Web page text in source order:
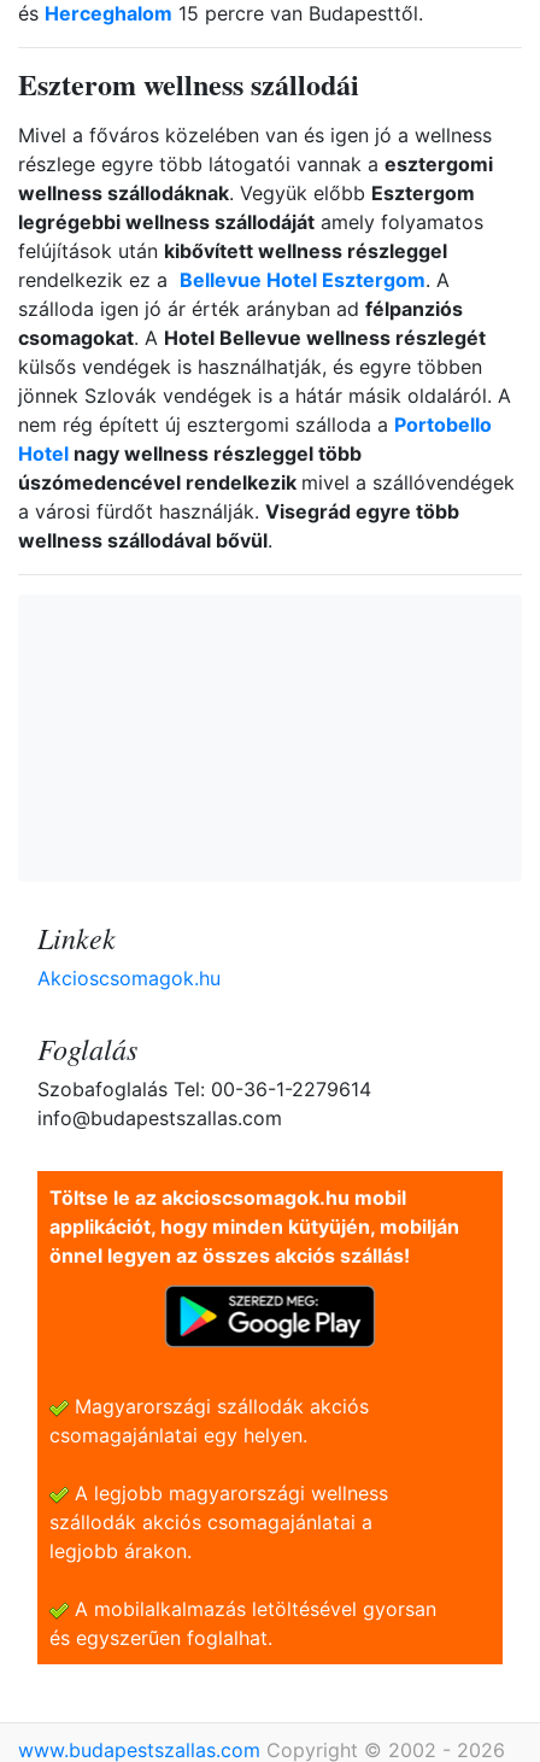
és Herceghalom 15 percre van Budapesttől.
Eszterom wellness szállodái
Mivel a főváros közelében van és igen jó a wellness
részlege egyre több látogatói vannak a esztergomi
wellness szállodáknak. Vegyük előbb Esztergom
legrégebbi wellness szállodáját amely folyamatos
felújítások után kibővített wellness részleggel
rendelkezik ez a Bellevue Hotel Esztergom. A
szálloda igen jó ár érték arányban ad félpanziós
csomagokat. A Hotel Bellevue wellness részlegét
külsős vendégek is használhatják, és egyre többen
jönnek Szlovák vendégek is a hátár másik oldaláról. A
nem rég épített új esztergomi szálloda a Portobello
Hotel nagy wellness részleggel több
úszómedencével rendelkezik mivel a szállóvendégek
a városi fürdőt használják. Visegrád egyre több
wellness szállodával bővül.
Linkek
Akcioscsomagok.hu
Foglalás
Szobafoglalás Tel: 00-36-1-2279614
info@budapestszallas.com
Töltse le az akcioscsomagok.hu mobil
applikációt, hogy minden kütyüjén, mobilján
önnel legyen az összes akciós szállás!
Magyarországi szállodák akciós
csomagajánlatai egy helyen.
A legjobb magyarországi wellness
szállodák akciós csomagajánlatai a
legjobb árakon.
A mobilalkalmazás letöltésével gyorsan
és egyszerũen foglalhat.
www.budapestszallas.com Copyright © 2002 - 2026